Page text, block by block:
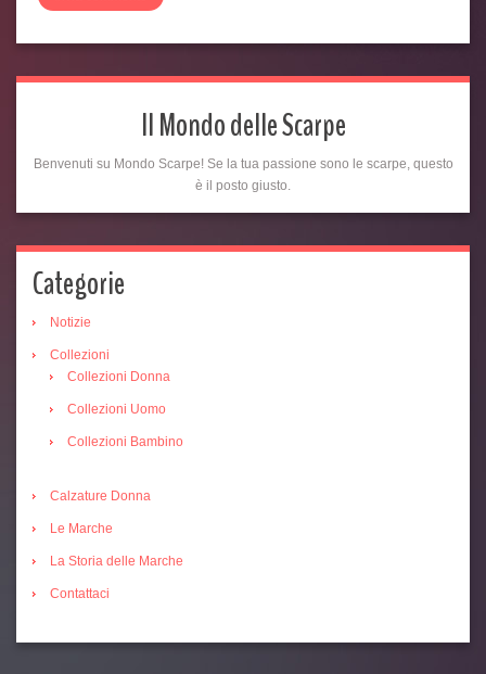
Il Mondo delle Scarpe
Benvenuti su Mondo Scarpe! Se la tua passione sono le scarpe, questo
è il posto giusto.
Categorie
Notizie
Collezioni
Collezioni Donna
Collezioni Uomo
Collezioni Bambino
Calzature Donna
Le Marche
La Storia delle Marche
Contattaci